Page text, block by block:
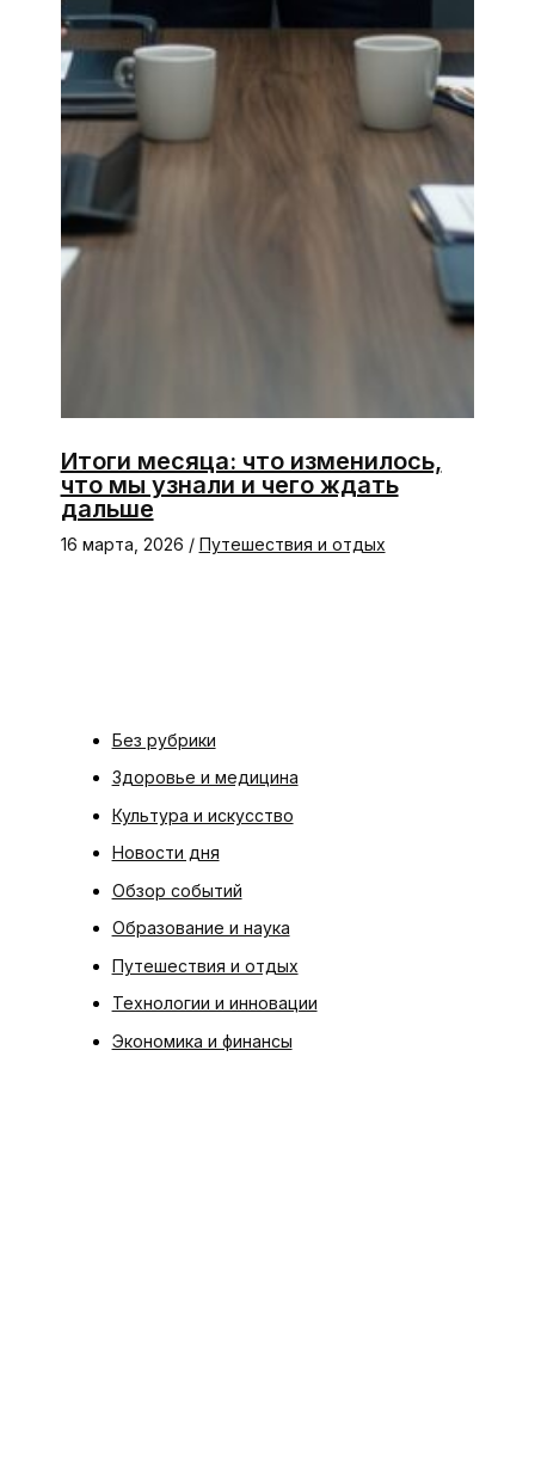
Итоги месяца: что изменилось,
что мы узнали и чего ждать
дальше
16 марта, 2026 / Путешествия и отдых
Без рубрики
Здоровье и медицина
Культура и искусство
Новости дня
Обзор событий
Образование и наука
Путешествия и отдых
Технологии и инновации
Экономика и финансы